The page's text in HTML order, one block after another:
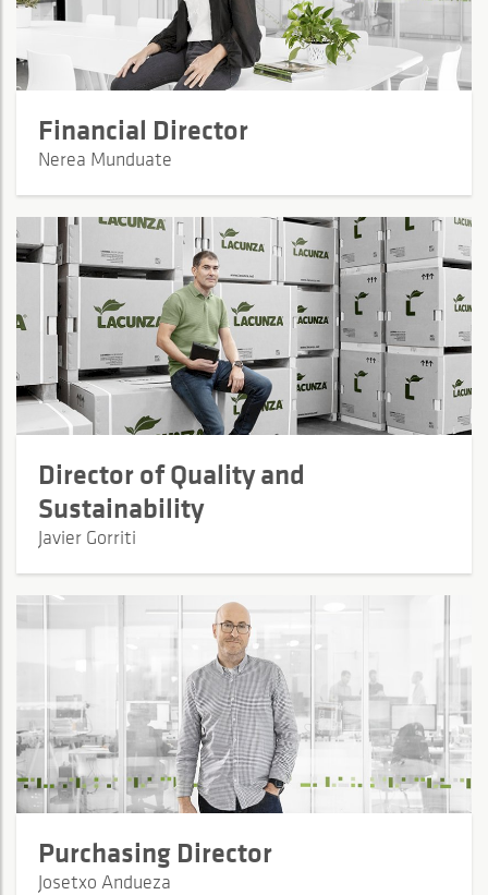
Financial Director
Nerea Munduate
Director of Quality and
Sustainability
Javier Gorriti
Purchasing Director
Josetxo Andueza